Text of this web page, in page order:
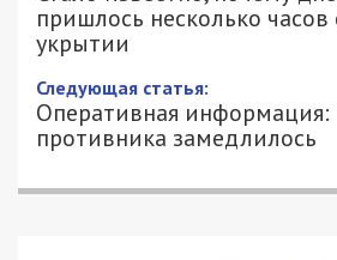
пришлось несколько часов
укрытии
Следующая статья:
Оперативная
противника замедлилось